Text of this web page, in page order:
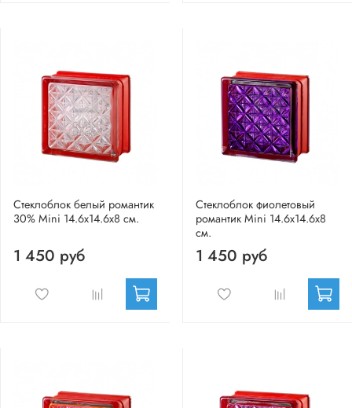
Стеклоблок белый романтик
30% Mini 14.6x14.6x8 см.
1 450 руб
Стеклоблок фиолетовый
романтик Mini 14.6x14.6x8
см.
1 450 руб